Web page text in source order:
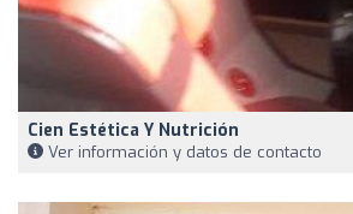
Cien Estética Y Nutrición
Ver información y datos de contacto